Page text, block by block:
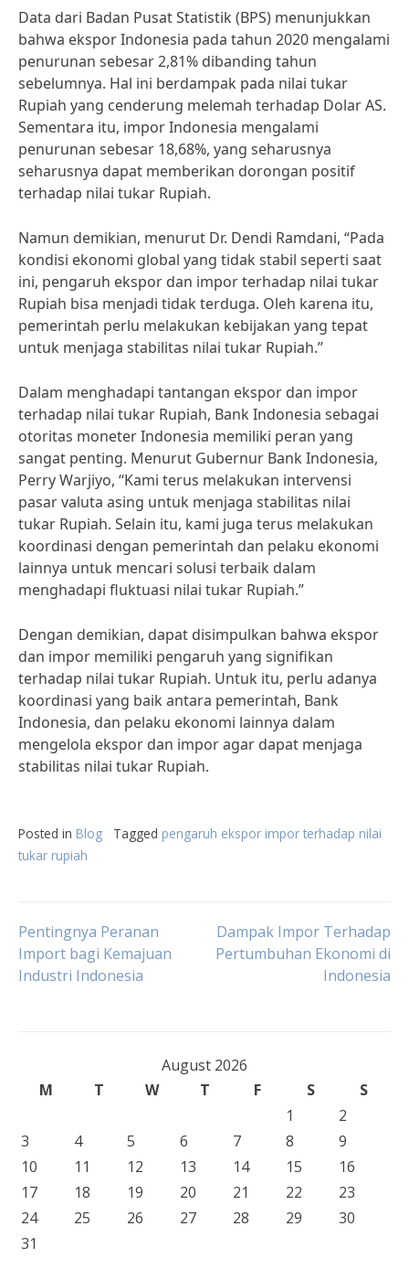
Data dari Badan Pusat Statistik (BPS) menunjukkan
bahwa ekspor Indonesia pada tahun 2020 mengalami
penurunan sebesar 2,81% dibanding tahun
sebelumnya. Hal ini berdampak pada nilai tukar
Rupiah yang cenderung melemah terhadap Dolar AS.
Sementara itu, impor Indonesia mengalami
penurunan sebesar 18,68%, yang seharusnya
seharusnya dapat memberikan dorongan positif
terhadap nilai tukar Rupiah.
Namun demikian, menurut Dr. Dendi Ramdani, “Pada
kondisi ekonomi global yang tidak stabil seperti saat
ini, pengaruh ekspor dan impor terhadap nilai tukar
Rupiah bisa menjadi tidak terduga. Oleh karena itu,
pemerintah perlu melakukan kebijakan yang tepat
untuk menjaga stabilitas nilai tukar Rupiah.”
Dalam menghadapi tantangan ekspor dan impor
terhadap nilai tukar Rupiah, Bank Indonesia sebagai
otoritas moneter Indonesia memiliki peran yang
sangat penting. Menurut Gubernur Bank Indonesia,
Perry Warjiyo, “Kami terus melakukan intervensi
pasar valuta asing untuk menjaga stabilitas nilai
tukar Rupiah. Selain itu, kami juga terus melakukan
koordinasi dengan pemerintah dan pelaku ekonomi
lainnya untuk mencari solusi terbaik dalam
menghadapi fluktuasi nilai tukar Rupiah.”
Dengan demikian, dapat disimpulkan bahwa ekspor
dan impor memiliki pengaruh yang signifikan
terhadap nilai tukar Rupiah. Untuk itu, perlu adanya
koordinasi yang baik antara pemerintah, Bank
Indonesia, dan pelaku ekonomi lainnya dalam
mengelola ekspor dan impor agar dapat menjaga
stabilitas nilai tukar Rupiah.
Posted in Blog Tagged pengaruh ekspor impor terhadap nilai
tukar rupiah
Post
navigation
Pentingnya Peranan
Import bagi Kemajuan
Industri Indonesia
Dampak Impor Terhadap
Pertumbuhan Ekonomi di
Indonesia
August 2026
M
T W T F S
S
1
2
3
4 5 6 7 8
9
10
11 12 13 14 15
16
17
18 19 20 21 22
23
24
25 26 27 28 29
30
31